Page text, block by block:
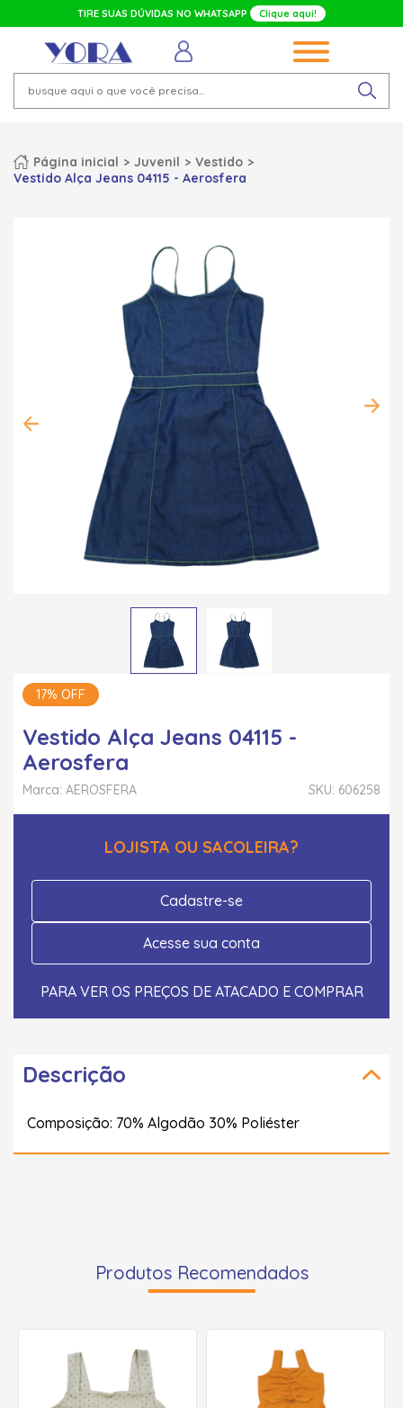
TIRE SUAS DÚVIDAS NO WHATSAPP Clique aqui!
Página inicial Juvenil
Vestido
Vestido Alça Jeans 04115 - Aerosfera
17% OFF
Vestido Alça Jeans 04115 -
Aerosfera
SKU: 606258
Marca: AEROSFERA
LOJISTA OU SACOLEIRA?
Cadastre-se
Acesse sua conta
PARA VER OS PREÇOS DE ATACADO E COMPRAR
Descrição
Composição: 70% Algodão 30% Poliéster
Produtos Recomendados